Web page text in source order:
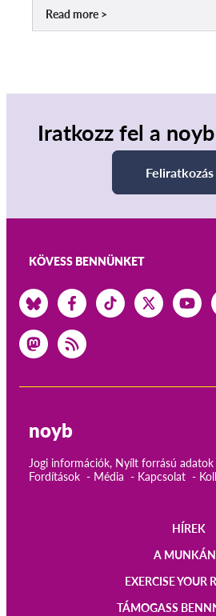
Read more
Iratkozz fel a
Feliratkozás
KÖVESS BENNÜNKET
noyb
Jogi információk, Nyílt forrású
Fordítások
Média Kapcsolat
HÍREK
A
EXERCISE YOUR
TÁMOGASS